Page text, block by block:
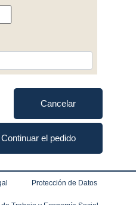
Cancelar
Continuar el pedido
Protección de Datos